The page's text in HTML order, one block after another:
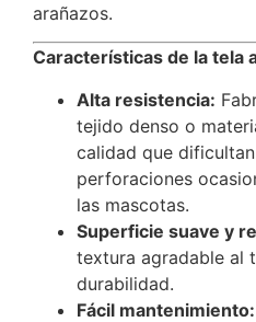
arañazos.
Características de la tela
Alta resistencia:
tejido denso o
calidad que
perforaciones
las mascotas.
Superficie suave y
textura agradable al
durabilidad.
Fácil mantenimiento: